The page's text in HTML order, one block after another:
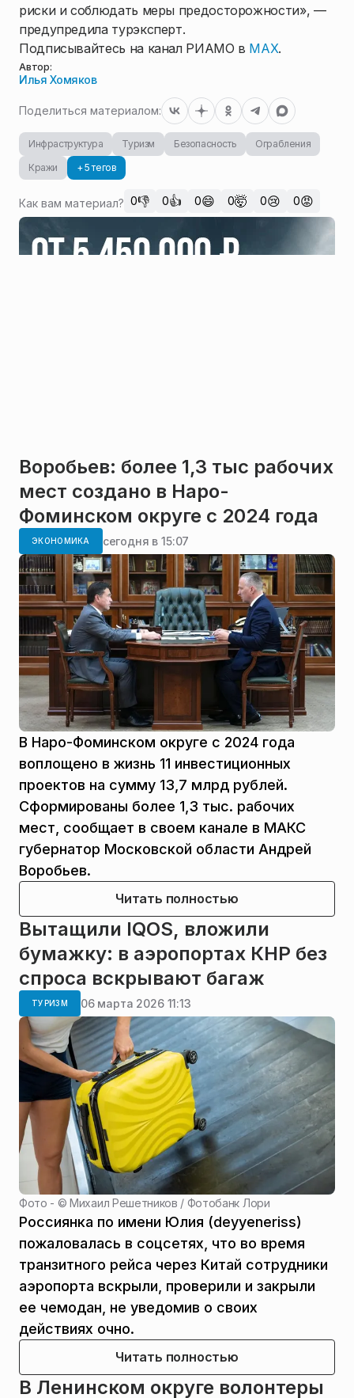
риски и соблюдать меры предосторожности», —
предупредила турэксперт.
Подписывайтесь на канал РИАМО в MAX.
Автор:
Илья Хомяков
Поделиться материалом:
Инфраструктура Туризм Безопасность
Ограбления
Кражи
+ 5 тегов
Как вам материал? 0👎 0👍 0😄 0🤯 0😢 0😡
Воробьев: более 1,3 тыс рабочих
мест создано в Наро-
Фоминском округе с 2024 года
ЭКОНОМИКА сегодня в 15:07
В Наро-Фоминском округе с 2024 года
воплощено в жизнь 11 инвестиционных
проектов на сумму 13,7 млрд рублей.
Сформированы более 1,3 тыс. рабочих
мест, сообщает в своем канале в МАКС
губернатор Московской области Андрей
Воробьев.
Читать полностью
Вытащили IQOS, вложили
бумажку: в аэропортах КНР без
спроса вскрывают багаж
ТУРИЗМ 06 марта 2026 11:13
Фото - ©Михаил Решетников / Фотобанк Лори
Россиянка по имени Юлия (deyyeneriss)
пожаловалась в соцсетях, что во время
транзитного рейса через Китай сотрудники
аэропорта вскрыли, проверили и закрыли
ее чемодан, не уведомив о своих
действиях очно.
Читать полностью
В Ленинском округе волонтеры